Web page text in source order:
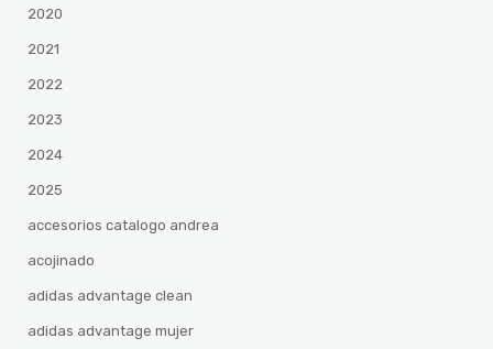
2020
2021
2022
2023
2024
2025
accesorios catalogo andrea
acojinado
adidas advantage clean
adidas advantage mujer